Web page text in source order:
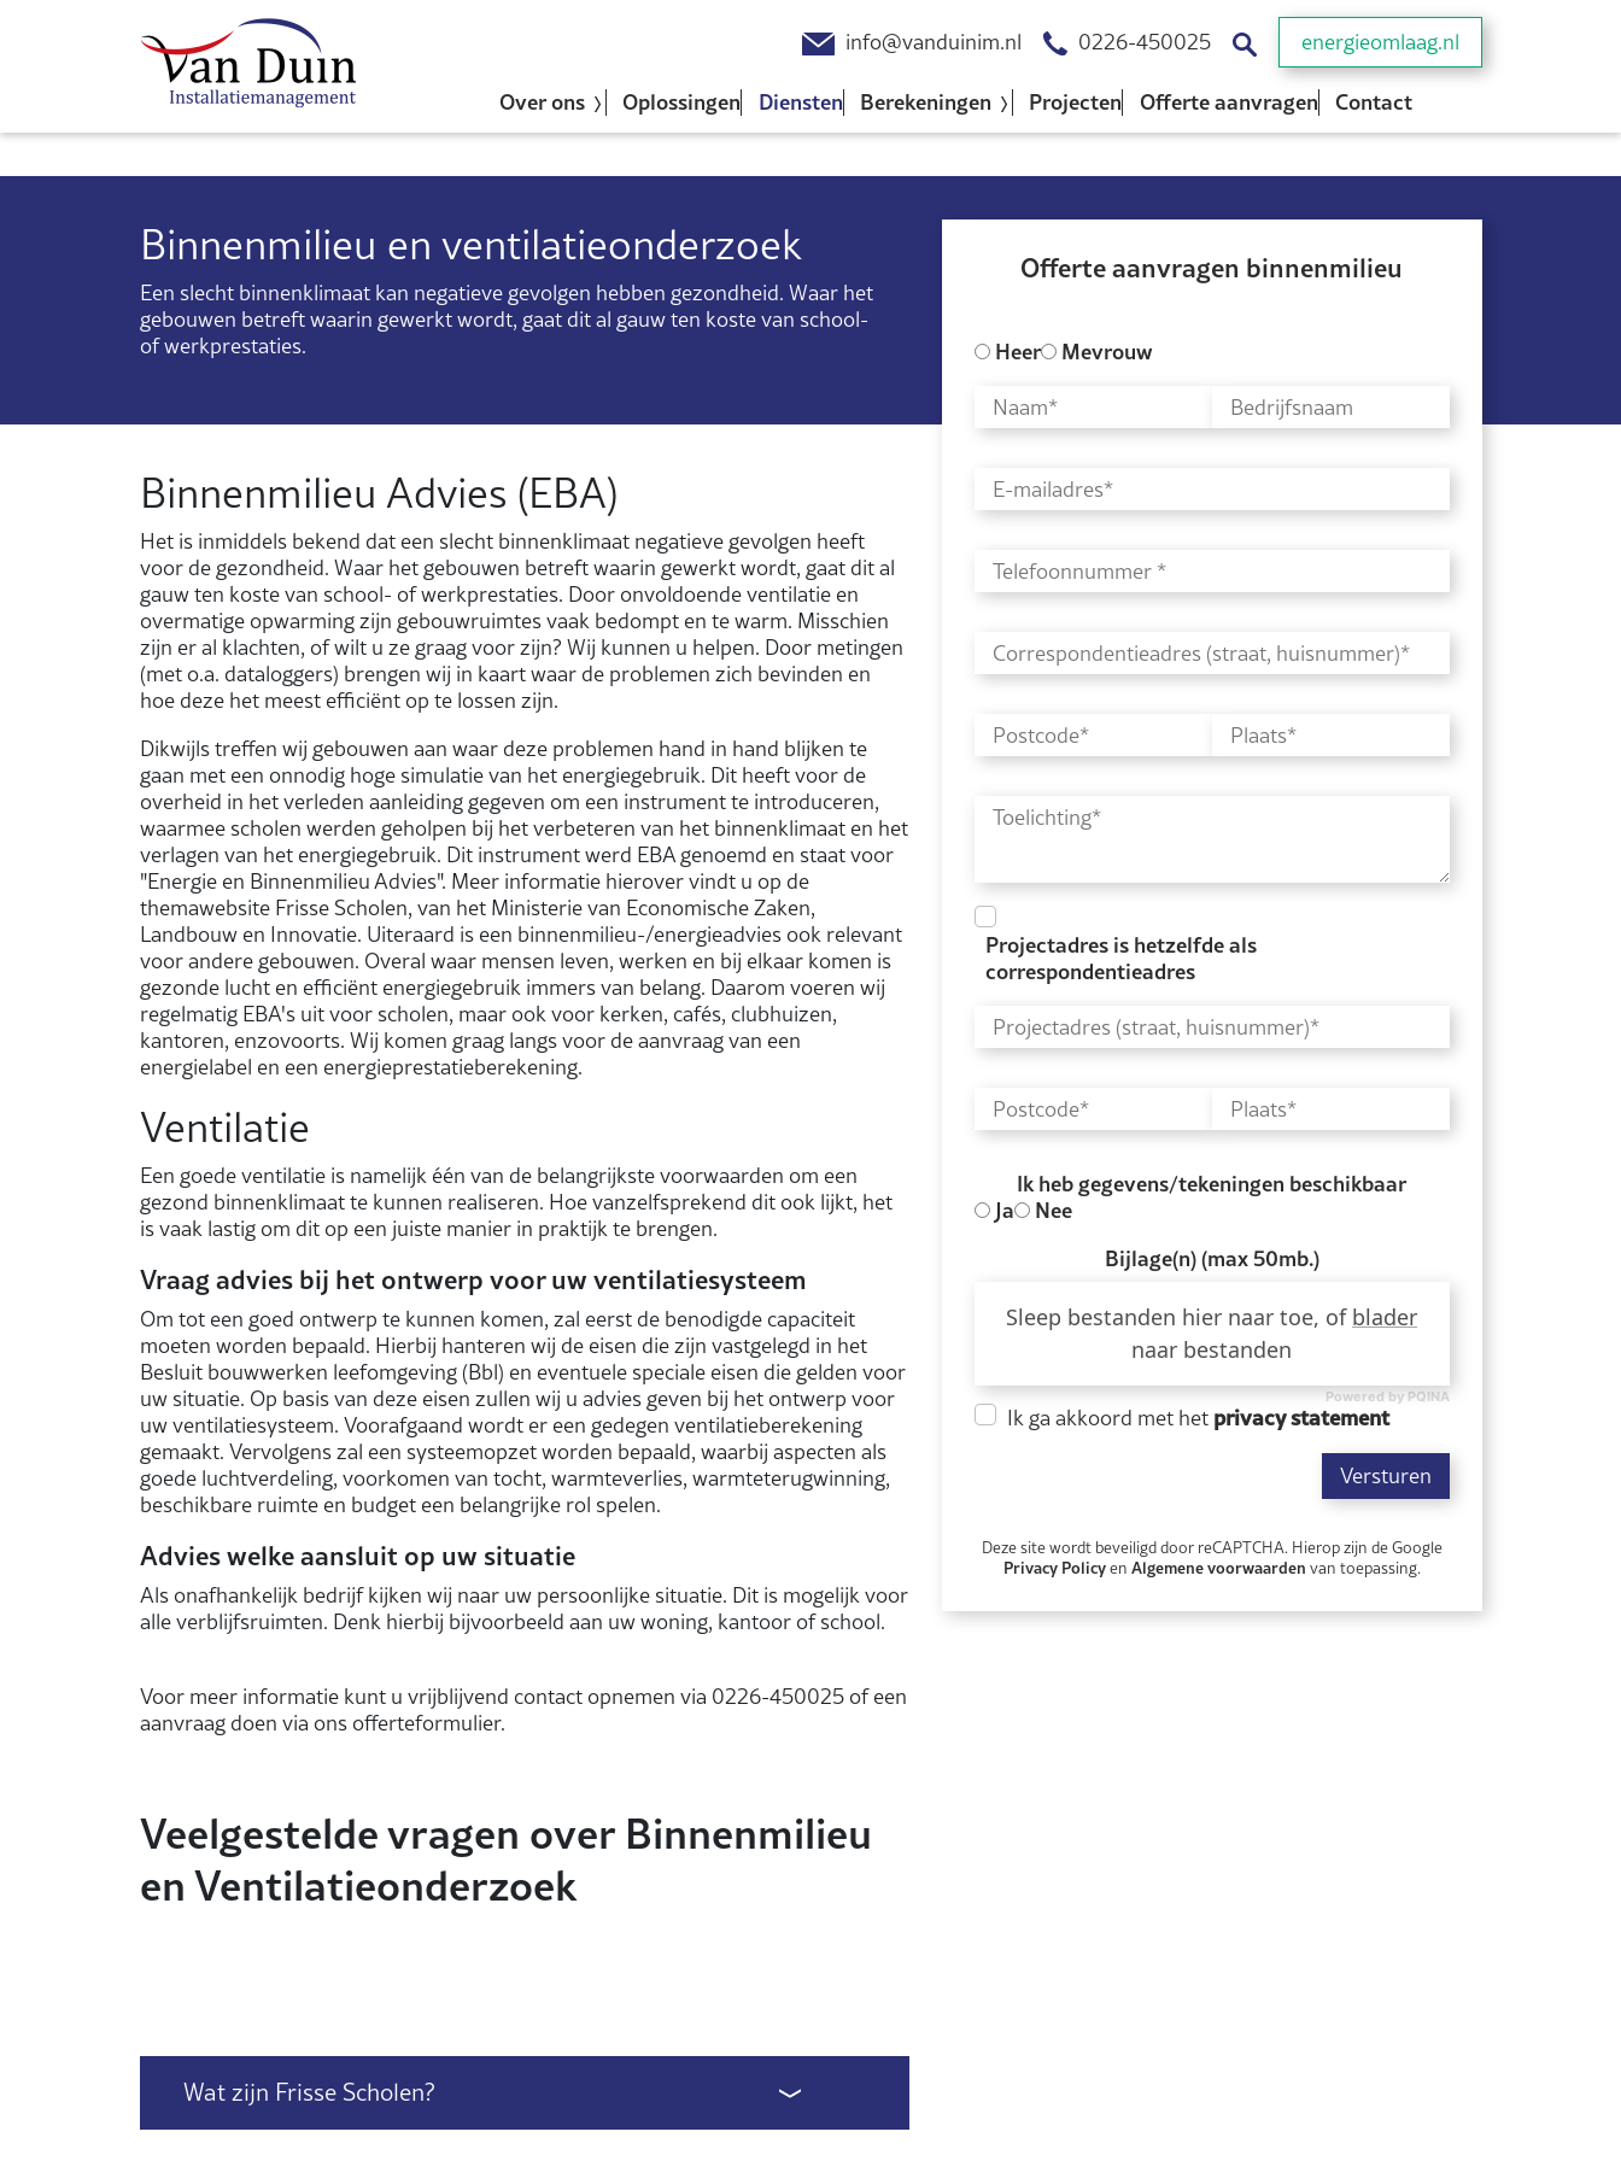
info@vanduinim.nl 0226-450025 energieomlaag.nl
Over ons Oplossingen Diensten Berekeningen Projecten Offerte aanvragen Contact
Binnenmilieu en ventilatieonderzoek
Een slecht binnenklimaat kan negatieve gevolgen hebben gezondheid. Waar het
gebouwen betreft waarin gewerkt wordt, gaat dit al gauw ten koste van school-
of werkprestaties.
Binnenmilieu Advies (EBA)
Het is inmiddels bekend dat een slecht binnenklimaat negatieve gevolgen heeft
voor de gezondheid. Waar het gebouwen betreft waarin gewerkt wordt, gaat dit al
gauw ten koste van school- of werkprestaties. Door onvoldoende ventilatie en
overmatige opwarming zijn gebouwruimtes vaak bedompt en te warm. Misschien
zijn er al klachten, of wilt u ze graag voor zijn? Wij kunnen u helpen. Door metingen
(met o.a. dataloggers) brengen wij in kaart waar de problemen zich bevinden en
hoe deze het meest efficiënt op te lossen zijn.
Dikwijls treffen wij gebouwen aan waar deze problemen hand in hand blijken te
gaan met een onnodig hoge simulatie van het energiegebruik. Dit heeft voor de
overheid in het verleden aanleiding gegeven om een instrument te introduceren,
waarmee scholen werden geholpen bij het verbeteren van het binnenklimaat en het
verlagen van het energiegebruik. Dit instrument werd EBA genoemd en staat voor
"Energie en Binnenmilieu Advies". Meer informatie hierover vindt u op de
themawebsite Frisse Scholen, van het Ministerie van Economische Zaken,
Landbouw en Innovatie. Uiteraard is een binnenmilieu-/energieadvies ook relevant
voor andere gebouwen. Overal waar mensen leven, werken en bij elkaar komen is
gezonde lucht en efficiënt energiegebruik immers van belang. Daarom voeren wij
regelmatig EBA's uit voor scholen, maar ook voor kerken, cafés, clubhuizen,
kantoren, enzovoorts. Wij komen graag langs voor de aanvraag van een
energielabel en een energieprestatieberekening.
Ventilatie
Een goede ventilatie is namelijk één van de belangrijkste voorwaarden om een
gezond binnenklimaat te kunnen realiseren. Hoe vanzelfsprekend dit ook lijkt, het
is vaak lastig om dit op een juiste manier in praktijk te brengen.
Vraag advies bij het ontwerp voor uw ventilatiesysteem
Om tot een goed ontwerp te kunnen komen, zal eerst de benodigde capaciteit
moeten worden bepaald. Hierbij hanteren wij de eisen die zijn vastgelegd in het
Besluit bouwwerken leefomgeving (Bbl) en eventuele speciale eisen die gelden voor
uw situatie. Op basis van deze eisen zullen wij u advies geven bij het ontwerp voor
uw ventilatiesysteem. Voorafgaand wordt er een gedegen ventilatieberekening
gemaakt. Vervolgens zal een systeemopzet worden bepaald, waarbij aspecten als
goede luchtverdeling, voorkomen van tocht, warmteverlies, warmteterugwinning,
beschikbare ruimte en budget een belangrijke rol spelen.
Advies welke aansluit op uw situatie
Als onafhankelijk bedrijf kijken wij naar uw persoonlijke situatie. Dit is mogelijk voor
alle verblijfsruimten. Denk hierbij bijvoorbeeld aan uw woning, kantoor of school.
Voor meer informatie kunt u vrijblijvend contact opnemen via 0226-450025 of een
aanvraag doen via ons offerteformulier.
Veelgestelde vragen over Binnenmilieu
en Ventilatieonderzoek
Wat zijn Frisse Scholen?
Offerte aanvragen binnenmilieu
Heer Mevrouw
Projectadres is hetzelfde als
correspondentieadres
Ik heb gegevens/tekeningen beschikbaar
Ja
Nee
Bijlage(n) (max 50mb.)
Powered by PQINA
Sleep bestanden hier naar toe, of blader
naar bestanden
Ik ga akkoord met het privacy statement
Versturen
Deze site wordt beveiligd door reCAPTCHA. Hierop zijn de Google
Privacy Policyen Algemene voorwaarden van toepassing.